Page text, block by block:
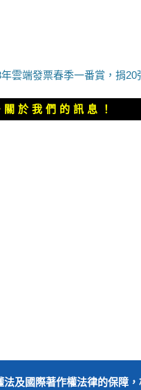
年雲端發票春季一番賞，捐
於我們的訊息！
及國際著作權法律的保障